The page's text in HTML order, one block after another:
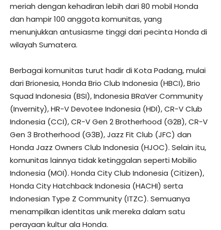
meriah dengan kehadiran lebih dari 80 mobil Honda
dan hampir 100 anggota komunitas, yang
menunjukkan antusiasme tinggi dari pecinta Honda di
wilayah Sumatera.
Berbagai komunitas turut hadir di Kota Padang, mulai
dari Brionesia, Honda Brio Club Indonesia (HBCI), Brio
Squad Indonesia (BSI), Indonesia BRaVer Community
(Invernity), HR-V Devotee Indonesia (HDI), CR-V Club
Indonesia (CCI), CR-V Gen 2 Brotherhood (G2B), CR-V
Gen 3 Brotherhood (G3B), Jazz Fit Club (JFC) dan
Honda Jazz Owners Club Indonesia (HJOC). Selain itu,
komunitas lainnya tidak ketinggalan seperti Mobilio
Indonesia (MOI). Honda City Club Indonesia (Citizen),
Honda City Hatchback Indonesia (HACHI) serta
Indonesian Type Z Community (ITZC). Semuanya
menampilkan identitas unik mereka dalam satu
perayaan kultur ala Honda.